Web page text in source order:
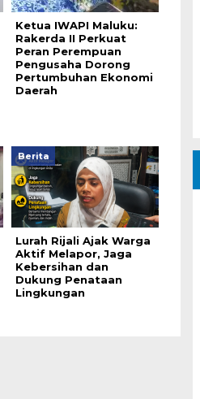
Ketua IWAPI Maluku:
Rakerda II Perkuat
Peran Perempuan
Pengusaha Dorong
Pertumbuhan Ekonomi
Daerah
Berita
Lurah Rijali Ajak Warga
Aktif Melapor, Jaga
Kebersihan dan
Dukung Penataan
Lingkungan